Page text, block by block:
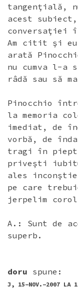
tangenţială,
acest
conversaţiei
Am citit şi
arată
nu cumva l-a
râdă sau să
Pinocchio
la memoria
imediat, de
vorbă, de
tragi în piept
priveşti
ales
pe care
jerpelim
A.: Sunt de
superb.
doru spune:
J, 15-NOV.-2007 LA